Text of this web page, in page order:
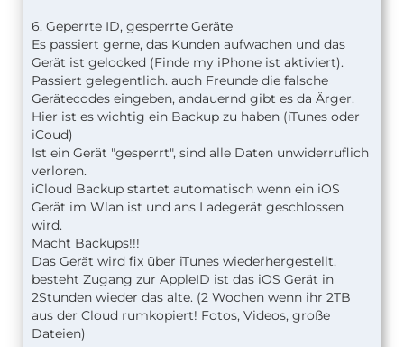
6. Geperrte ID, gesperrte Geräte
Es passiert gerne, das Kunden aufwachen und das
Gerät ist gelocked (Finde my iPhone ist aktiviert).
Passiert gelegentlich. auch Freunde die falsche
Gerätecodes eingeben, andauernd gibt es da Ärger.
Hier ist es wichtig ein Backup zu haben (iTunes oder
iCoud)
Ist ein Gerät "gesperrt", sind alle Daten unwiderruflich
verloren.
iCloud Backup startet automatisch wenn ein iOS
Gerät im Wlan ist und ans Ladegerät geschlossen
wird.
Macht Backups!!!
Das Gerät wird fix über iTunes wiederhergestellt,
besteht Zugang zur AppleID ist das iOS Gerät in
2Stunden wieder das alte. (2 Wochen wenn ihr 2TB
aus der Cloud rumkopiert! Fotos, Videos, große
Dateien)